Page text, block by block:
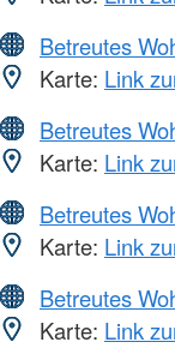
Betreutes
Karte: Link
Betreutes
Karte: Link
Betreutes
Karte: Link
Betreutes
Karte: Link